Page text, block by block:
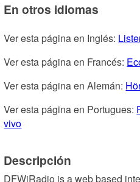
En otros idiomas
Ver esta página en Inglés:
Ver esta página en Francés:
Ver esta página en Alemán:
Ver esta página en Portugues:
vivo
Descripción
DFWiRadio is a web based